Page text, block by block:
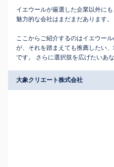
イエウールが厳選した企業以外に
魅力的な会社はまだまだあります。
ここからご紹介するのはイエウー
が、それを踏まえても推薦したい
です。 さらに選択肢を広げたいあ
大象クリエート株式会社